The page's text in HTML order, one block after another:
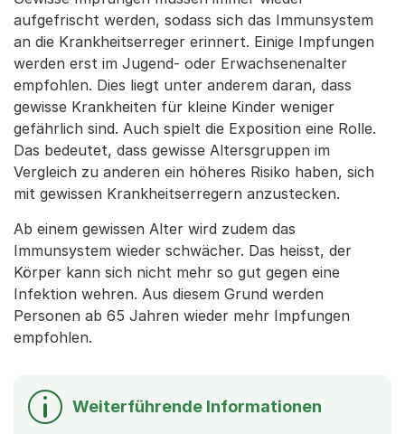
aufgefrischt werden, sodass sich das Immunsystem
an die Krankheitserreger erinnert. Einige Impfungen
werden erst im Jugend- oder Erwachsenenalter
empfohlen. Dies liegt unter anderem daran, dass
gewisse Krankheiten für kleine Kinder weniger
gefährlich sind. Auch spielt die Exposition eine Rolle.
Das bedeutet, dass gewisse Altersgruppen im
Vergleich zu anderen ein höheres Risiko haben, sich
mit gewissen Krankheitserregern anzustecken.
Ab einem gewissen Alter wird zudem das
Immunsystem wieder schwächer. Das heisst, der
Körper kann sich nicht mehr so gut gegen eine
Infektion wehren. Aus diesem Grund werden
Personen ab 65 Jahren wieder mehr Impfungen
empfohlen.
Weiterführende Informationen